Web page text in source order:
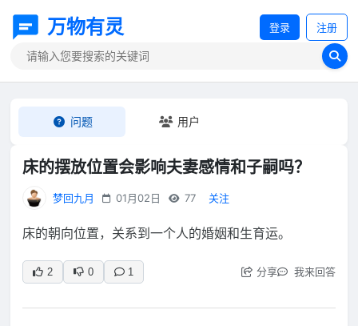
万物有灵 登录 注册
问题 用户
床的摆放位置会影响夫妻感情和子嗣吗？
梦回九月 01月02日 77 关注
床的朝向位置，关系到一个人的婚姻和生育运。
2 0 1 分享 我来回答